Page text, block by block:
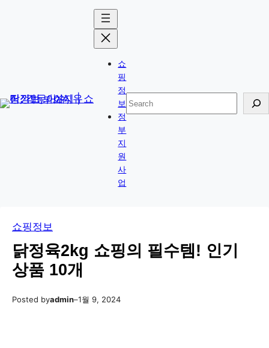
가
쇼
핑
정
보
정
부
지
원
사
업
검
색
쇼핑정보
닭정육2kg 쇼핑의 필수템! 인기
상품 10개
Posted byadmin–1월 9, 2024